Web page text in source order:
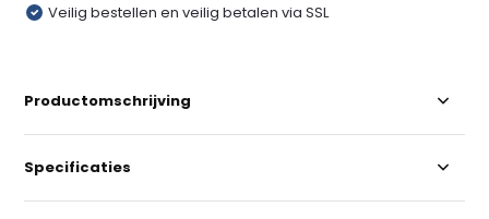
Veilig bestellen en veilig betalen via SSL
Productomschrijving
Specificaties